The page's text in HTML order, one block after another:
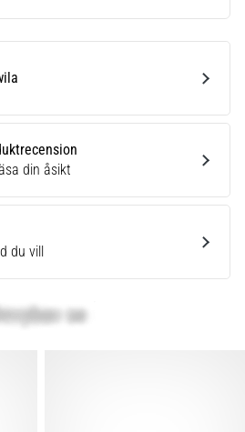
din åsikt
du vill